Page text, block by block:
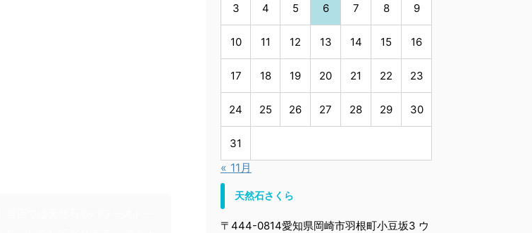
3 4 5 6 7 8 9
10 11 12 13 14 15 16
17 18 19 20 21 22 23
24 25 26 27 28 29 30
31
« 11月
天然石さくら
〒444-0814愛知県岡崎市羽根町小豆坂3 ウ